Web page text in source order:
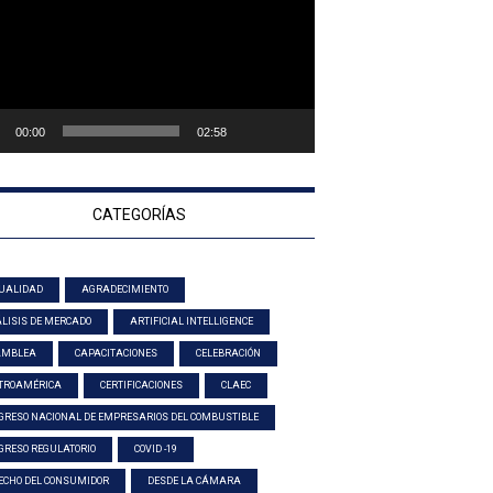
00:00 02:58
CATEGORÍAS
AGRADECIMIENTO
DE MERCADO ARTIFICIAL INTELLIGENCE
CAPACITACIONES CELEBRACIÓN
CERTIFICACIONES CLAEC
NACIONAL DE EMPRESARIOS DEL COMBUSTIBLE
REGULATORIO COVID -19
DEL CONSUMIDOR DESDE LA CÁMARA